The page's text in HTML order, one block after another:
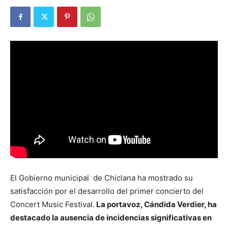
El Gobierno municipal de Chiclana ha mostrado su
satisfacción por el desarrollo del primer concierto del
Concert Music Festival. La portavoz, Cándida Verdier, ha
destacado la ausencia de incidencias significativas en